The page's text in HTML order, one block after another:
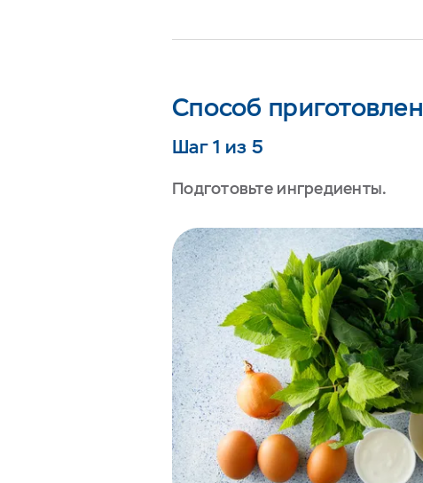
Способ
Шаг 1 из 5
Подготовьте ингредиенты.